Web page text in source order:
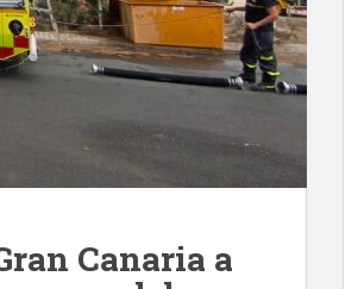
Canaria a